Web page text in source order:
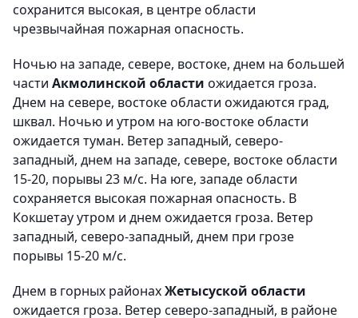
сохранится высокая, в центре области
чрезвычайная пожарная опасность.
Ночью на западе, севере, востоке, днем на большей
части Акмолинской области ожидается гроза.
Днем на севере, востоке области ожидаются град,
шквал. Ночью и утром на юго-востоке области
ожидается туман. Ветер западный, северо-
западный, днем на западе, севере, востоке области
15-20, порывы 23 м/с. На юге, западе области
сохраняется высокая пожарная опасность. В
Кокшетау утром и днем ожидается гроза. Ветер
западный, северо-западный, днем при грозе
порывы 15-20 м/с.
Днем в горных районахЖетысуской области
ожидается гроза. Ветер северо-западный, в районе